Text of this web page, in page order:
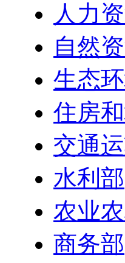
人力
自然
生态
住房
交通
水利部
农业
商务部